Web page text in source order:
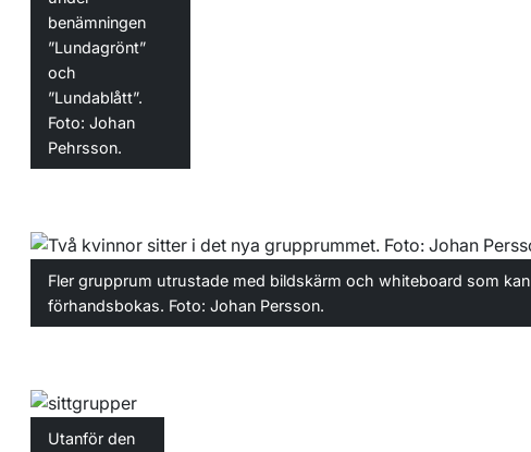
benämningen
”Lundagrönt”
och
”Lundablått”.
Foto: Johan
Pehrsson.
Fler grupprum utrustade med bildskärm och whiteboard som kan
förhandsbokas. Foto: Johan Persson.
Utanför den